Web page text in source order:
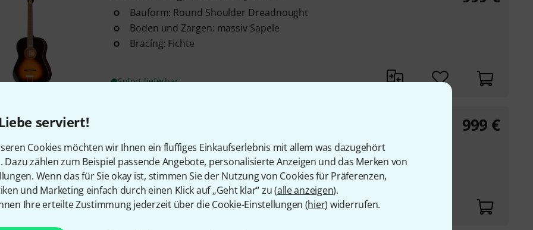
serviert!
Cookies möchten wir Ihnen ein fluffiges Einkaufserlebnis mit allem was dazugehört
Dazu zählen zum Beispiel passende Angebote, personalisierte Anzeigen und das Merken von
Wenn das für Sie okay ist, stimmen Sie der Nutzung von Cookies für Präferenzen,
und Marketing einfach durch einen Klick auf „Geht klar“ zu (alle anzeigen).
Ihre erteilte Zustimmung jederzeit über die Cookie-Einstellungen (hier) widerrufen.
Bauform: Round Shoulder Dreadnought
Boden und Zargen: massiv Sapele
Bracíng: Fichte
Sofort lieferbar
Bauform: Round Shoulder Dreadnought
Boden und Zargen: massiv Sapele
Bracíng: Fichte
Sofort lieferbar
999 €